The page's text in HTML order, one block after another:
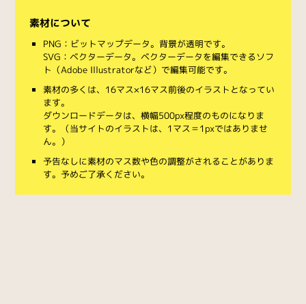
素材について
PNG：ビットマップデータ。背景が透明です。
SVG：ベクターデータ。ベクターデータを編集できるソフ
ト（Adobe Illustratorなど）で編集可能です。
素材の多くは、16マス×16マス前後のイラストとなってい
ます。
ダウンロードデータは、横幅500px程度のものになりま
す。（当サイトのイラストは、1マス＝1pxではありませ
ん。）
予告なしに素材のマス数や色の調整がされることがありま
す。予めご了承ください。